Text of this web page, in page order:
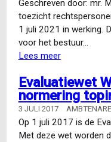
Geschreven door: mr.
toezicht
1 juli 2021 in werking.
voor het bestuur…
Lees meerover
Wet
bestuur
en
toezicht
Evaluatiewet
normering
3 JULI 2017
Op 1 juli 2017 is de
Met deze wet worden